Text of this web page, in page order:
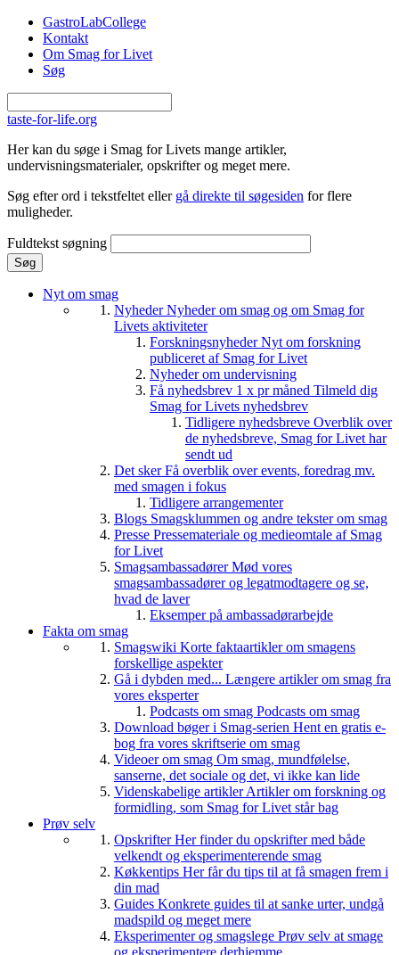
Gå til hovedindhold
GastroLabCollege
Kontakt
Om Smag for Livet
Søg
taste-for-life.org
Her kan du søge i Smag for Livets mange artikler,
undervisningsmaterialer, opskrifter og meget mere.
Søg efter ord i tekstfeltet eller gå direkte til søgesiden for flere
muligheder.
Fuldtekst søgning
Nyt om smag
NyhederNyheder om smag og om Smag for
Livets aktiviteter
ForskningsnyhederNyt om forskning
publiceret af Smag for Livet
Nyheder om undervisning
Få nyhedsbrev 1 x pr måned Tilmeld dig
Smag for Livets nyhedsbrev
Tidligere nyhedsbreve Overblik over
de nyhedsbreve, Smag for Livet har
sendt ud
Det skerFå overblik over events, foredrag mv.
med smagen i fokus
Tidligere arrangementer
Blogs Smagsklummen og andre tekster om smag
Presse Pressemateriale og medieomtale af Smag
for Livet
SmagsambassadørerMød vores
smagsambassadører og legatmodtagere og se,
hvad de laver
Eksemper på ambassadørarbejde
Fakta om smag
Smagswiki Korte faktaartikler om smagens
forskellige aspekter
Gå i dybden med... Længere artikler om smag fra
vores eksperter
Podcasts om smag Podcasts om smag
Download bøger i Smag-serien Hent en gratis e-
bog fra vores skriftserie om smag
Videoer om smag Om smag, mundfølelse,
sanserne, det sociale og det, vi ikke kan lide
Videnskabelige artiklerArtikler om forskning og
formidling, som Smag for Livet står bag
Prøv selv
OpskrifterHer finder du opskrifter med både
velkendt og eksperimenterende smag
Køkkentips Her får du tips til at få smagen frem i
din mad
Guides Konkrete guides til at sanke urter, undgå
madspild og meget mere
Eksperimenter og smagslege Prøv selv at smage
og eksperimentere derhjemme